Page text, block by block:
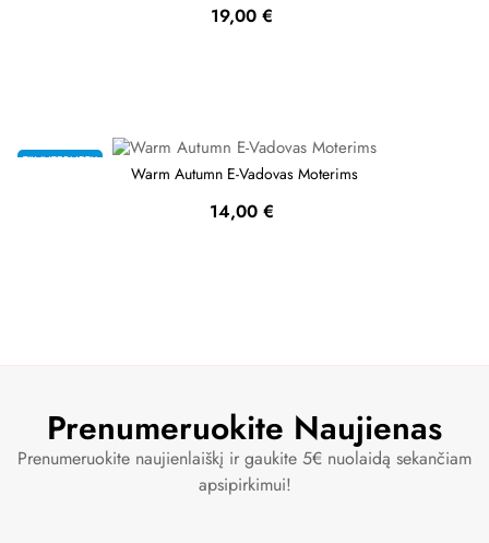
Kaina
19,00 €
TIK INTERNETU
Warm Autumn E-Vadovas Moterims
Kaina
14,00 €
Prenumeruokite Naujienas
Prenumeruokite naujienlaiškį ir gaukite 5€ nuolaidą sekančiam
apsipirkimui!